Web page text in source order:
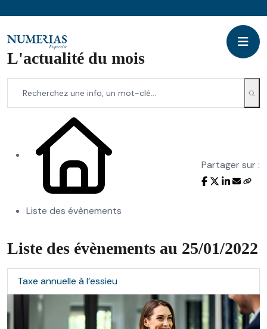
L'actualité du mois
Liste des évènements
Partager sur :
Liste des évènements au 25/01/2022
Taxe annuelle à l’essieu